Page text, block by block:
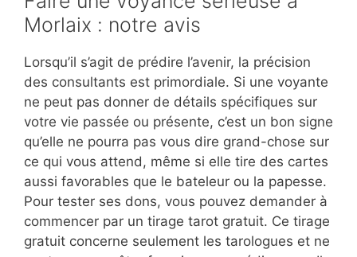
Morlaix : notre avis
Lorsqu’il s’agit de prédire l’avenir, la précision
des consultants est primordiale. Si une voyante
ne peut pas donner de détails spécifiques sur
votre vie passée ou présente, c’est un bon signe
qu’elle ne pourra pas vous dire grand-chose sur
ce qui vous attend, même si elle tire des cartes
aussi favorables que le bateleur ou la papesse.
Pour tester ses dons, vous pouvez demander à
commencer par un tirage tarot gratuit. Ce tirage
gratuit concerne seulement les tarologues et ne